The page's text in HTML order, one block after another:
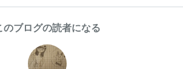
のブログの読者になる